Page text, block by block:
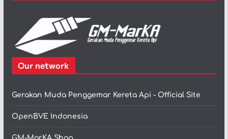
Our network
Gerakan Muda Penggemar Kereta Api - Official Site
OpenBVE Indonesia